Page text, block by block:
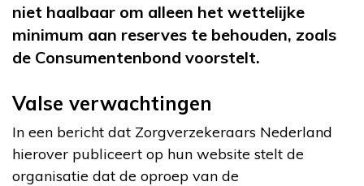
niet haalbaar om alleen het wettelijke
minimum aan reserves te behouden, zoals
de Consumentenbond voorstelt.
Valse verwachtingen
In een bericht dat Zorgverzekeraars Nederland
hierover publiceert op hun website stelt de
organisatie dat de oproep van de